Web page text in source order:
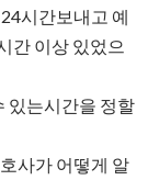
시간보내고 예
간 이상 있었으
있는시간을 정할
사가 어떻게 알